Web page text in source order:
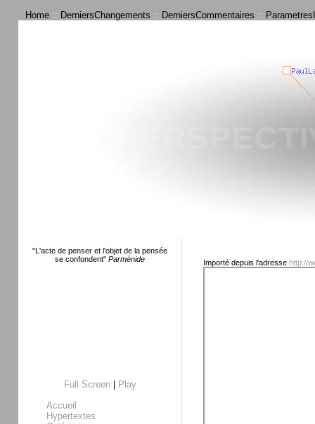
Home :: DerniersChangements :: DerniersCommentaires ::
"L'acte de penser et l'objet de la pensée
se confondent" Parménide
Full Screen|
Play
Accueil
Hypertextes
Importé depuis l'adresse http://